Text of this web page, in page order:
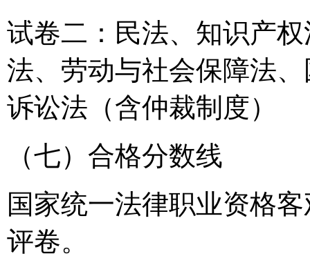
试卷二：民法、知识产
法、劳动与社会保障法
诉讼法（含仲裁制度）
（七）合格分数线
国家统一法律职业资格
评卷。